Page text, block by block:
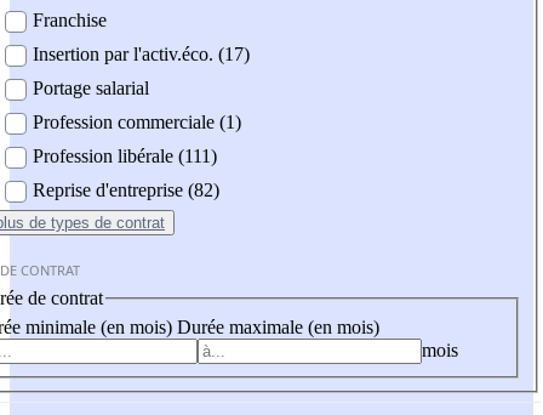
Franchise
Insertion par l'activ.éco. (17)
Portage salarial
Profession commerciale (1)
Profession libérale (111)
Reprise d'entreprise (82)
de types de contrat
CONTRAT
de contrat
minimale (en mois) Durée maximale (en mois)
mois